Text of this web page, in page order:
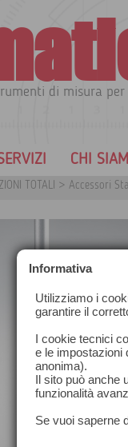
di misura
CHI
TOTALI > Accessori
Informativa
Utilizziamo i
garantire il
I cookie tecnici
e le impostazioni
anonima).
Il sito può anche
funzionalità
Se vuoi saperne